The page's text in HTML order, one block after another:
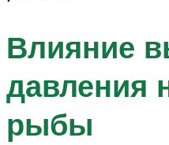
Влияние
давления
рыбы